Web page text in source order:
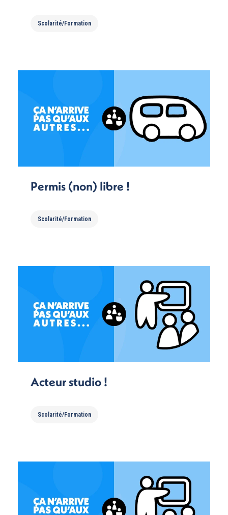
Scolarité/Formation
Permis (non) libre !
Scolarité/Formation
Acteur studio !
Scolarité/Formation